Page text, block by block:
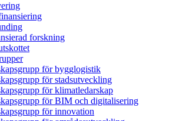
forskning
för bygglogistik
för stadsutveckling
för klimatledarskap
för BIM och digitalisering
för innovation